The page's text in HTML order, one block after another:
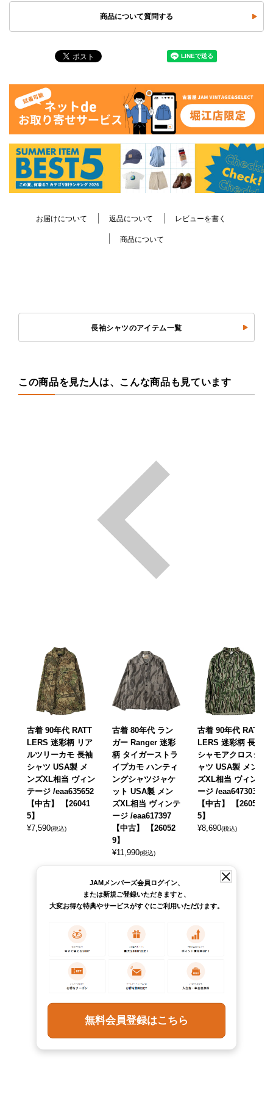
商品について質問する
お届けについて 返品について レビューを書く
商品について
長袖シャツのアイテム一覧
この商品を見た人は、こんな商品も見ています
古着 90年代 RATT
LERS 迷彩柄 リア
ルツリーカモ 長袖
シャツ USA製 メ
ンズXL相当 ヴィン
テージ /eaa635652
【中古】 【26041
5】
¥7,590(税込)
古着 80年代 ラン
ガー Ranger 迷彩
柄 タイガーストラ
イプカモ ハンティ
ングシャツジャケ
ット USA製 メン
ズXL相当 ヴィンテ
ージ /eaa617397
【中古】 【26052
9】
¥11,990(税込)
古着 90年代 RATT
LERS 迷彩柄 長袖
シャモアクロスシ
ャツ USA製 メン
ズXL相当 ヴィンテ
ージ /eaa647303
【中古】 【26052
5】
¥8,690(税込)
JAMメンバーズ会員ログイン、
または新規ご登録いただきますと、
大変お得な特典やサービスがすぐにご利用いただけます。
無料会員登録はこちら